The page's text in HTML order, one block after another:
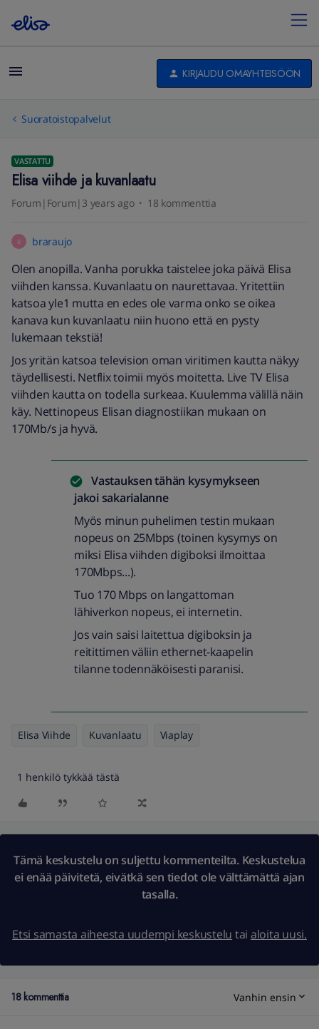
KIRJAUDU OMAYHTEISÖÖN
Suoratoistopalvelut
VASTATTU
Elisa viihde ja kuvanlaatu
Forum|Forum|3 years ago 18 kommenttia
B braraujo
Olen anopilla. Vanha porukka taistelee joka päivä Elisa
viihden kanssa. Kuvanlaatu on naurettavaa. Yritettiin
katsoa yle1 mutta en edes ole varma onko se oikea
kanava kun kuvanlaatu niin huono että en pysty
lukemaan tekstiä!
Jos yritän katsoa television oman viritimen kautta näkyy
täydellisesti. Netflix toimii myös moitetta. Live TV Elisa
viihden kautta on todella surkeaa. Kuulemma välillä näin
käy. Nettinopeus Elisan diagnostiikan mukaan on
170Mb/s ja hyvä.
Vastauksen tähän kysymykseen
jakoi sakarialanne
Myös minun puhelimen testin mukaan
nopeus on 25Mbps (toinen kysymys on
miksi Elisa viihden digiboksi ilmoittaa
170Mbps...).
Tuo 170 Mbps on langattoman
lähiverkon nopeus, ei internetin.
Jos vain saisi laitettua digiboksin ja
reitittimen väliin ethernet-kaapelin
tilanne todennäköisesti paranisi.
Elisa Viihde Kuvanlaatu Viaplay
1 henkilö tykkää tästä
Tämä keskustelu on suljettu kommenteilta. Keskustelua
ei enää päivitetä, eivätkä sen tiedot ole välttämättä ajan
tasalla.
Etsi samasta aiheesta uudempi keskustelu tai aloita uusi.
18 kommenttia Vanhin ensin